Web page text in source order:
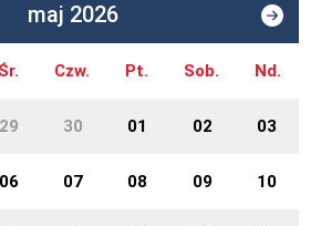
maj 2026
Śr. Czw. Pt. Sob. Nd.
29 30 01 02 03
06 07 08 09 10